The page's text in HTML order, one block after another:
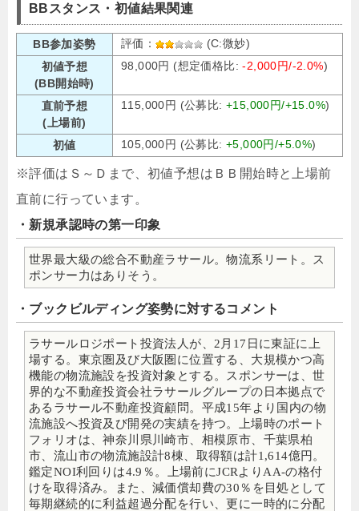
BBスタンス・初値結果関連
BB参加姿勢 評価：
(C:微妙)
初値予想
(BB開始時)
98,000円 (想定価格比:-2,000円/-2.0%)
直前予想
(上場前)
115,000円 (公募比: +15,000円/+15.0%)
初値 105,000円 (公募比: +5,000円/+5.0%)
※評価はＳ～Ｄまで、初値予想はＢＢ開始時と上場前
直前に行っています。
・新規承認時の第一印象
世界最大級の総合不動産ラサール。物流系リート。ス
ポンサー力はありそう。
・ブックビルディング姿勢に対するコメント
ラサールロジポート投資法人が、2月17日に東証に上
場する。東京圏及び大阪圏に位置する、大規模かつ高
機能の物流施設を投資対象とする。スポンサーは、世
界的な不動産投資会社ラサールグループの日本拠点で
あるラサール不動産投資顧問。平成15年より国内の物
流施設へ投資及び開発の実績を持つ。上場時のポート
フォリオは、神奈川県川崎市、相模原市、千葉県柏
市、流山市の物流施設計8棟、取得額は計1,614億円。
鑑定NOI利回りは4.9％。上場前にJCRよりAA-の格付
けを取得済み。また、減価償却費の30％を目処として
毎期継続的に利益超過分配を行い、更に一時的に分配